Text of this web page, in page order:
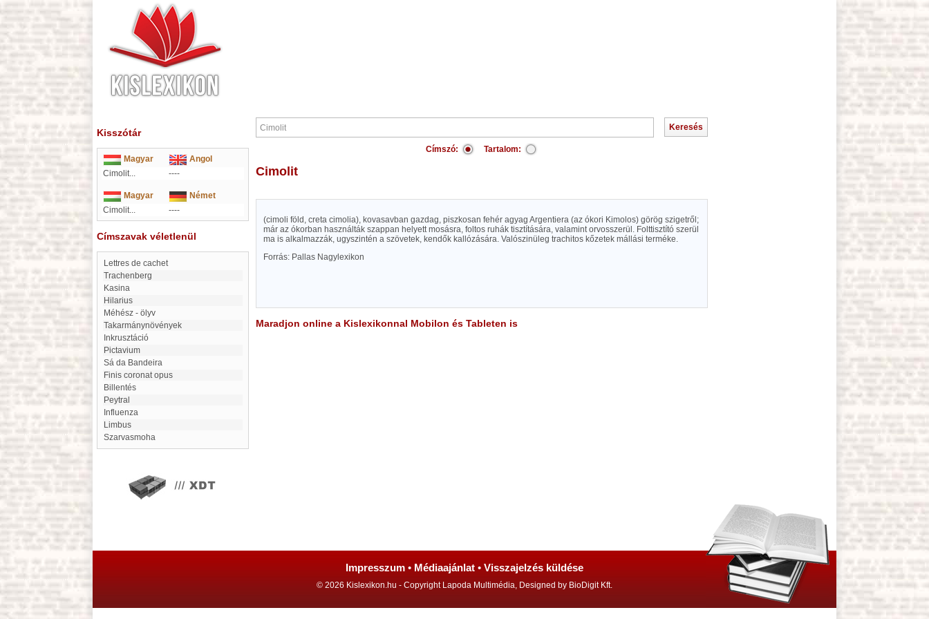
Kisszótár
Magyar
Angol
Cimolit...
----
Magyar
Német
Cimolit...
----
Címszavak véletlenül
Lettres de cachet
Trachenberg
Kasina
Hilarius
Méhész - ölyv
Takarmánynövények
inkrusztáció
Pictavium
Sá da Bandeira
finis coronat opus
Billentés
Peytral
Influenza
limbus
Szarvasmoha
Címszó: Tartalom:
Cimolit
(cimoli föld, creta cimolia), kovasavban gazdag, piszkosan fehér agyag Argentiera (az ókori Kimolos) görög szigetről;
már az ókorban használták szappan helyett mosásra, foltos ruhák tisztítására, valamint orvosszerül. Folttisztító szerül
ma is alkalmazzák, ugyszintén a szövetek, kendők kallózására. Valószinüleg trachitos kőzetek mállási terméke.
Forrás: Pallas Nagylexikon
Maradjon online a Kislexikonnal Mobilon és Tableten is
Impresszum • Médiaajánlat • Visszajelzés küldése
© 2026 Kislexikon.hu - Copyright Lapoda Multimédia, Designed by BioDigit Kft.